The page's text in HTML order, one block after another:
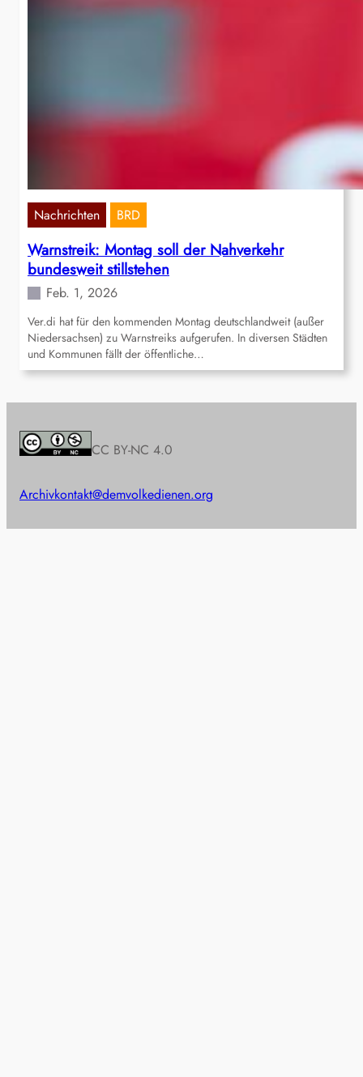
Nachrichten BRD
Warnstreik: Montag soll der Nahverkehr
bundesweit stillstehen
Feb. 1, 2026
Ver.di hat für den kommenden Montag deutschlandweit (außer
Niedersachsen) zu Warnstreiks aufgerufen. In diversen Städten
und Kommunen fällt der öffentliche…
CC BY-NC 4.0
Archivkontakt@demvolkedienen.org